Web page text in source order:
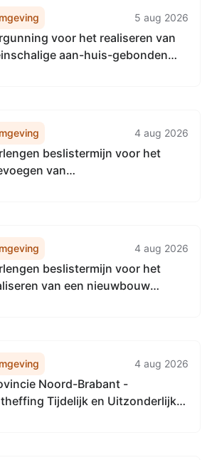
5 aug 2026
voor het realiseren van
aan-huis-gebonden
4 aug 2026
beslistermijn voor het
van
4 aug 2026
beslistermijn voor het
van een nieuwbouw
4 aug 2026
Noord-Brabant -
Tijdelijk en Uitzonderlijk